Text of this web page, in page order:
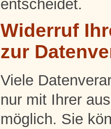
entscheidet.
Widerruf
zur
Viele
nur mit Ihrer
möglich. Sie